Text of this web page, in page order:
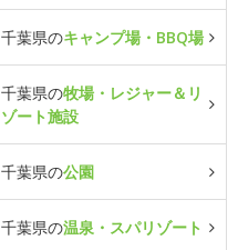
千葉県のキャンプ場・BBQ場
千葉県の牧場・レジャー＆リ
ゾート施設
千葉県の公園
千葉県の温泉・スパリゾート